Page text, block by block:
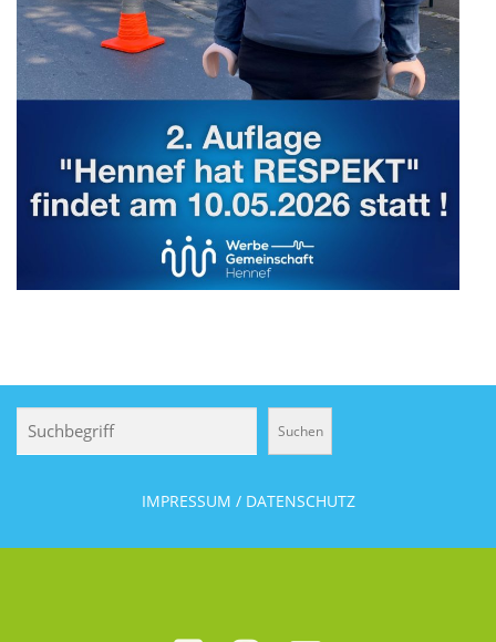
Suchen
Suchen
IMPRESSUM / DATENSCHUTZ